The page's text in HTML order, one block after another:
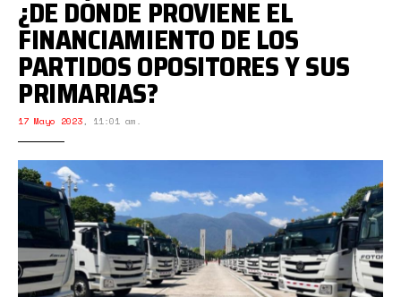
¿DE DÓNDE PROVIENE EL
FINANCIAMIENTO DE LOS
PARTIDOS OPOSITORES Y SUS
PRIMARIAS?
17 Mayo 2023, 11:01 am.